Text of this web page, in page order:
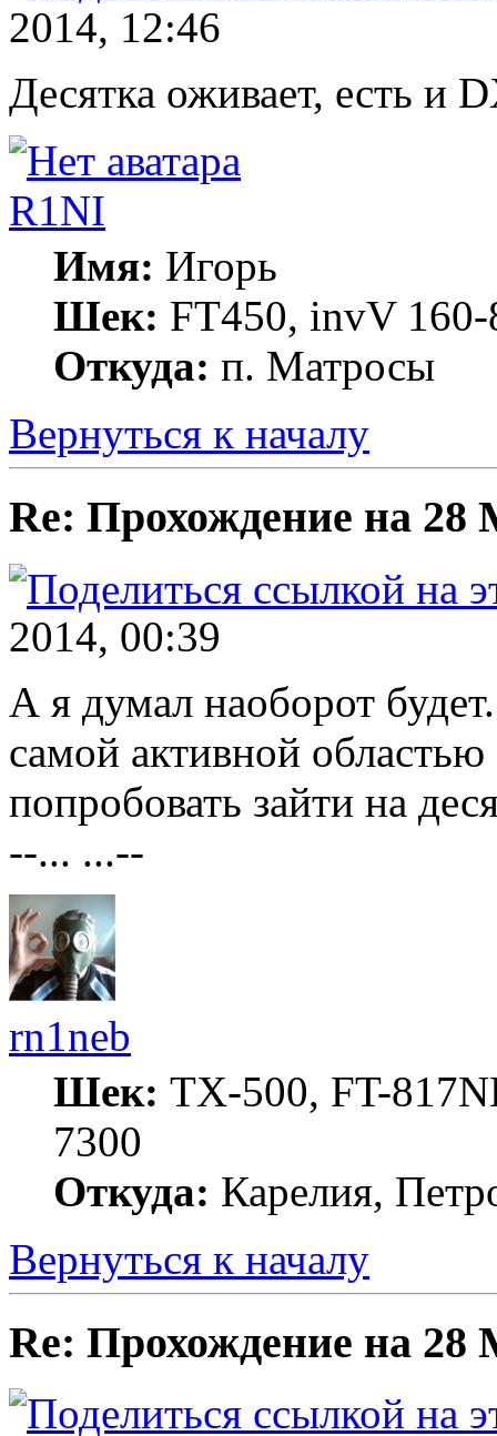
2014, 12:46
Десятка оживает, есть и
R1NI
Имя: Игорь
Шек: FT450, invV
Откуда: п. Матросы
Вернуться к началу
Re: Прохождение на 28
2014, 00:39
А я думал наоборот
самой активной
попробовать зайти на
--... ...--
rn1neb
Шек: TX-500, FT-
7300
Откуда: Карелия,
Вернуться к началу
Re: Прохождение на 28